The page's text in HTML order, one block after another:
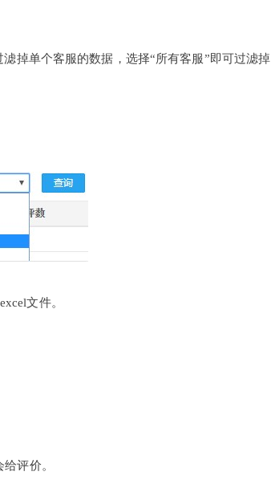
掉单个客服的数据，选择“所有客服”即可过滤掉
文件。
评价。